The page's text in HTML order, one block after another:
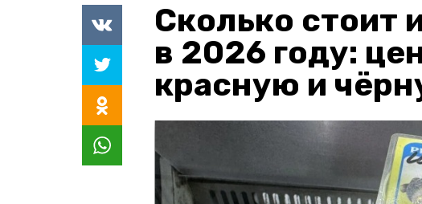
Сколько стоит
в 2026 году:
красную и